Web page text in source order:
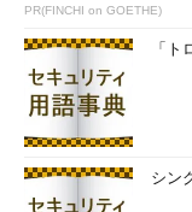
PR(FINCHI on GOETHE)
「
シン